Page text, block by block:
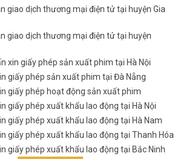
giao dịch thương mại điện tử tại huyện Gia
giao dịch thương mại điện tử tại huyện
xin giấy phép sản xuất phim tại Hà Nội
giấy phép sản xuất phim tại Đà Nẵng
giấy phép hoạt động sản xuất phim
giấy phép xuất khẩu lao động tại Hà Nội
giấy phép xuất khẩu lao động tại Hà Nam
giấy phép xuất khẩu lao động tại Thanh Hóa
giấy phép xuất khẩu lao động tại Bắc Ninh